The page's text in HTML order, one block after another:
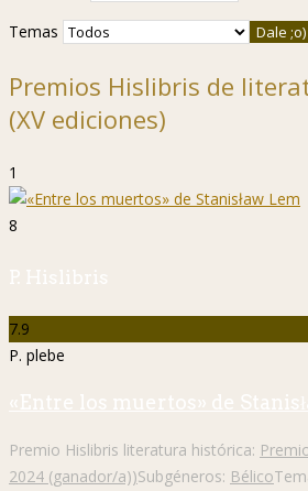
Temas
Premios Hislibris de
(XV ediciones)
1
8
P. Hislibris
7.9
P. plebe
«Entre los muertos» de
Premio Hislibris literatura histórica:
2024 (ganador/a))Subgéneros: Bélico